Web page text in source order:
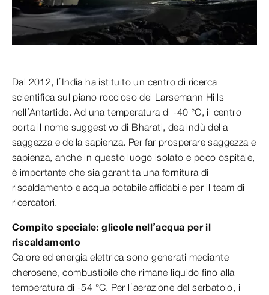
Dal 2012, l’India ha istituito un centro di ricerca
scientifica sul piano roccioso dei Larsemann Hills
nell’Antartide. Ad una temperatura di -40 °C, il centro
porta il nome suggestivo di Bharati, dea indù della
saggezza e della sapienza. Per far prosperare saggezza e
sapienza, anche in questo luogo isolato e poco ospitale,
è importante che sia garantita una fornitura di
riscaldamento e acqua potabile affidabile per il team di
ricercatori.
Compito speciale: glicole nell’acqua per il
riscaldamento
Calore ed energia elettrica sono generati mediante
cherosene, combustibile che rimane liquido fino alla
temperatura di -54 °C. Per l’aerazione del serbatoio, i